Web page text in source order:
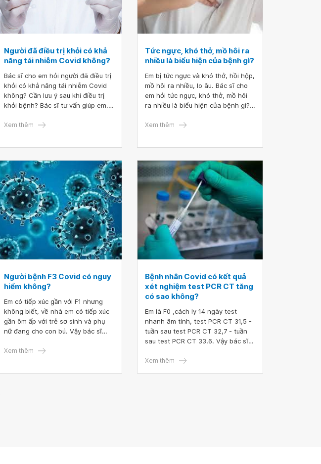
Người đã điều trị khỏi có khả
năng tái nhiễm Covid không?
Bác sĩ cho em hỏi người đã điều trị
khỏi có khả năng tái nhiễm Covid
không? Cần lưu ý sau khi điều trị
khỏi bệnh? Bác sĩ tư vấn giúp em.
Xem thêm
Tức ngực, khó thở, mồ hôi ra
nhiều là biểu hiện của bệnh gì?
Em bị tức ngực và khó thở, hồi hộp,
mồ hôi ra nhiều, lo âu. Bác sĩ cho
em hỏi tức ngực, khó thở, mồ hôi
ra nhiều là biểu hiện của bệnh gì?
ạ. Mong bác sĩ tư vấn giúp. Em xin
Xem thêm
Người bệnh F3 Covid có nguy
hiểm không?
Em có tiếp xúc gần với F1 nhưng
không biết, về nhà em có tiếp xúc
gần ôm ấp với trẻ sơ sinh và phụ
nữ đang cho con bú. Vậy bác sĩ
nguy hiểm không? Em cảm ơn bác
Xem thêm
Bệnh nhân Covid có kết quả
xét nghiệm test PCR CT tăng
có sao không?
Em là F0 ,cách ly 14 ngày test
nhanh âm tính, test PCR CT 31,5 -
tuần sau test PCR CT 32,7 - tuần
sau test PCR CT 33,6. Vậy bác sĩ
kết quả xét nghiệm test PCR CT
Xem thêm